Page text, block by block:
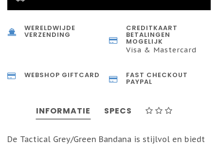
WERELDWIJDE
VERZENDING
CREDITKAART
BETALINGEN
MOGELIJK
Visa & Mastercard
WEBSHOP GIFTCARD FAST CHECKOUT
PAYPAL
INFORMATIE SPECS
De Tactical Grey/Green Bandana is stijlvol en biedt